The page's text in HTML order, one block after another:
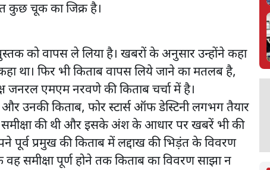
कुछ चूक का जिक्र है।
वापस ले लिया है। खबरों के अनुसार उन्होंने कहा
था। फिर भी किताब वापस लिये जाने का मतलब है,
एमएम नरवणे की किताब चर्चा में है।
उनकी किताब, फोर स्टार्स ऑफ डेस्टिनी लगभग तैयार
समीक्षा की थी और इसके अंश के आधार पर खबरें भी की
पूर्व प्रमुख की किताब में लद्दाख की भिड़ंत के विवरण
समीक्षा पूर्ण होने तक किताब का विवरण साझा न